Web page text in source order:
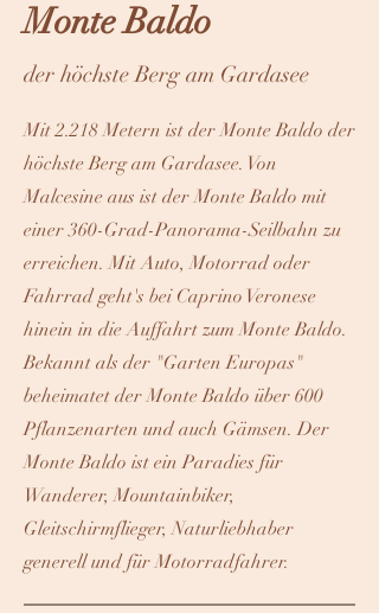
Monte Baldo
der höchste Berg am Gardasee
Mit 2.218 Metern ist der Monte Baldo der
höchste Berg am Gardasee. Von
Malcesine aus ist der Monte Baldo mit
einer 360-Grad-Panorama-Seilbahn zu
erreichen. Mit Auto, Motorrad oder
Fahrrad geht's bei Caprino Veronese
hinein in die Auffahrt zum Monte Baldo.
Bekannt als der "Garten Europas"
beheimatet der Monte Baldo über 600
Pflanzenarten und auch Gämsen. Der
Monte Baldo ist ein Paradies für
Wanderer, Mountainbiker,
Gleitschirmflieger, Naturliebhaber
generell und für Motorradfahrer.